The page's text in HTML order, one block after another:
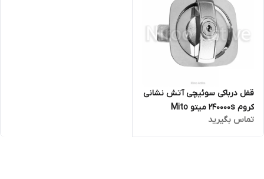
قفل درباکی سوئیچی آتش نشانی
کروم 240000s میتو Mito
تماس بگیرید